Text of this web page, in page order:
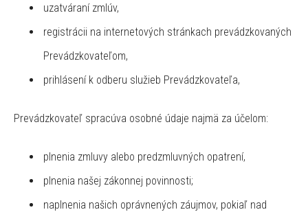
uzatváraní zmlúv,
registrácii na internetových stránkach prevádzkovaných
Prevádzkovateľom,
prihlásení k odberu služieb Prevádzkovateľa,
Prevádzkovateľ spracúva osobné údaje najmä za účelom:
plnenia zmluvy alebo predzmluvných opatrení,
plnenia našej zákonnej povinnosti;
naplnenia našich oprávnených záujmov, pokiaľ nad